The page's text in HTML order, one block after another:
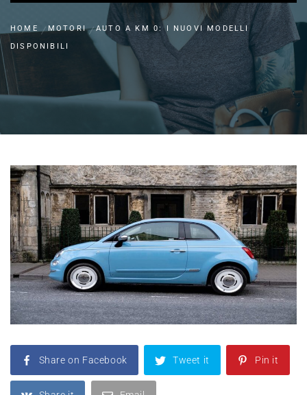
HOME MOTORI
AUTO A KM 0: I NUOVI MODELLI
DISPONIBILI
Share on Facebook Tweet it Pin it